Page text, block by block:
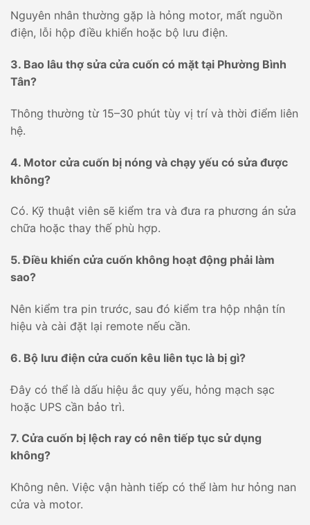
Nguyên nhân thường gặp là hỏng motor, mất nguồn
điện, lỗi hộp điều khiển hoặc bộ lưu điện.
3. Bao lâu thợ sửa cửa cuốn có mặt tại Phường Bình
Tân?
Thông thường từ 15–30 phút tùy vị trí và thời điểm liên
hệ.
4. Motor cửa cuốn bị nóng và chạy yếu có sửa được
không?
Có. Kỹ thuật viên sẽ kiểm tra và đưa ra phương án sửa
chữa hoặc thay thế phù hợp.
5. Điều khiển cửa cuốn không hoạt động phải làm
sao?
Nên kiểm tra pin trước, sau đó kiểm tra hộp nhận tín
hiệu và cài đặt lại remote nếu cần.
6. Bộ lưu điện cửa cuốn kêu liên tục là bị gì?
Đây có thể là dấu hiệu ắc quy yếu, hỏng mạch sạc
hoặc UPS cần bảo trì.
7. Cửa cuốn bị lệch ray có nên tiếp tục sử dụng
không?
Không nên. Việc vận hành tiếp có thể làm hư hỏng nan
cửa và motor.